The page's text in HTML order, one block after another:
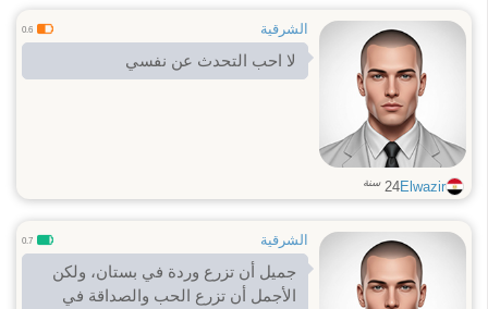
الشرقية 0.6
لا احب التحدث عن نفسي
Elwazir
24 سنة
الشرقية 0.7
جميل أن تزرع وردة في بستان، ولكن
الأجمل أن تزرع الحب والصداقة في